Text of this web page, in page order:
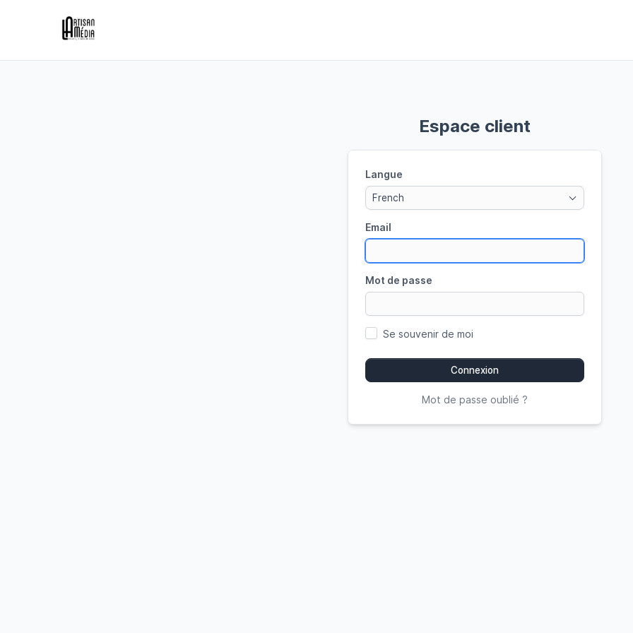
Espace client
Langue
French
Email
Mot de passe
Se souvenir de moi
Connexion
Mot de passe oublié ?